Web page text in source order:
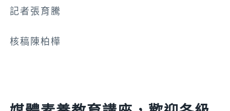
記者張育騰
核稿陳柏樺